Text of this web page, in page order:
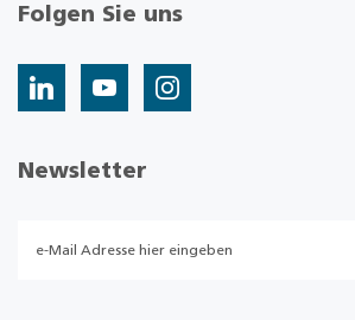
Folgen Sie uns
Newsletter